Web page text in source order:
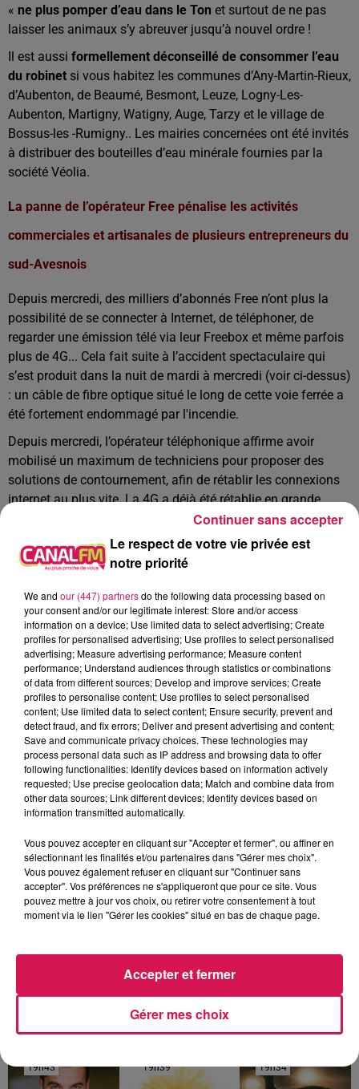
« ne plus pomper d’eau dans le Ton et surtout de ne pas
laisser les animaux s’y abreuver jusqu’à nouvel ordre !
Il est aussi formellement déconseillé de consommer l’eau
du robinet si vous habitez les communes d’Any-Martin-Rieux,
d’Aubenton, de Beaumé, Besmont, Leuze, Logny-Les-
Aubenton, Martigny, Watigny, Auge, Tarzy et le village de
Bossus-les -Rumigny.. Les mairies concernées ont été invités
à distribuer des bouteilles d’eau minérale fournies par la
société Véolia.
La panne de l’opérateur Free pénalise les activités
commerciales et artisanales de plusieurs entrepreneurs du
sud-Avesnois
Depuis mercredi, des milliers d’abonnés Free n’ont plus la
possibilité de se connecter à Internet, de téléphoner, de
regarder une émission télé via leur Freebox et même parfois
plus de 4G... Cela fait suite à l’accident spectaculaire qui
s’est produit dans la nuit de mardi à mercredi (voir ci-dessus)
: un câble de fibre optique situé le long de cette voie ferrée a
été fortement endommagé par l'incendie.
Depuis mercredi, l’opérateur téléphonique affirme avoir
mobilisé un maximum de techniciens pour proposer des
solutions de contournement, afin de rétablir les connexions
internet au plus vite. La 4G a déjà été rétablie en grande
partie, mais pour Internet, ça reste compliqué, surtout dans le
sud-Avesnois. Il faut doc prendre son mal en patience ou
alors établir un partage de donnés avec d’autres opérateurs,
Moreau, le PDG de l’entreprise de bâtiment Moreau à Trélon
ou bien encore les gérants du restaurant La Paillotte à
Fourmies. Seul le terminal de CB ne fonctionnait toujours
pas ce vendredi matin…
Photo : SDIS08 / Par Paul Schuler
À L'ANTENNE
19h00 - 20h00
19h43
19h43 19h39
19h39 19h34
19h34
Le respect de votre vie privée est
notre priorité
We and our (447) partnersdo the following data processing based on
your consent and/or our legitimate interest: Store and/or access
information on a device; Use limited data to select advertising; Create
profiles for personalised advertising; Use profiles to select personalised
advertising; Measure advertising performance; Measure content
performance; Understand audiences through statistics or combinations
of data from different sources; Develop and improve services; Create
profiles to personalise content; Use profiles to select personalised
content; Use limited data to select content; Ensure security, prevent and
detect fraud, and fix errors; Deliver and present advertising and content;
Save and communicate privacy choices. These technologies may
process personal data such as IP address and browsing data to offer
following functionalities: Identify devices based on information actively
requested; Use precise geolocation data; Match and combine data from
other data sources; Link different devices; Identify devices based on
information transmitted automatically.
Vous pouvez accepter en cliquant sur "Accepter et fermer", ou affiner en
sélectionnant les finalités et/ou partenaires dans "Gérer mes choix".
Vous pouvez également refuser en cliquant sur "Continuer sans
accepter". Vos préférences ne s'appliqueront que pour ce site. Vous
pouvez mettre à jour vos choix, ou retirer votre consentement à tout
moment via le lien "Gérer les cookies" situé en bas de chaque page.
Gérer mes choix
Accepter et fermer
Continuer sans accepter